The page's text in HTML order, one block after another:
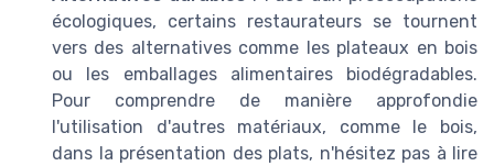
écologiques, certains restaurateurs se tournent
vers des alternatives comme les plateaux en bois
ou les emballages alimentaires biodégradables.
Pour comprendre de manière approfondie
l'utilisation d'autres matériaux, comme le bois,
dans la présentation des plats, n'hésitez pas à lire